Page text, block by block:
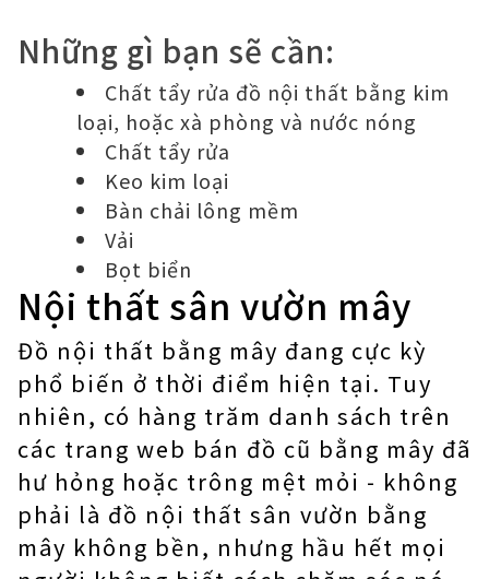
Những gì bạn sẽ cần:
Chất tẩy rửa đồ nội thất bằng kim
loại, hoặc xà phòng và nước nóng
Chất tẩy rửa
Keo kim loại
Bàn chải lông mềm
Vải
Bọt biển
Nội thất sân vườn mây
Đồ nội thất bằng mây đang cực kỳ
phổ biến ở thời điểm hiện tại. Tuy
nhiên, có hàng trăm danh sách trên
các trang web bán đồ cũ bằng mây đã
hư hỏng hoặc trông mệt mỏi - không
phải là đồ nội thất sân vườn bằng
mây không bền, nhưng hầu hết mọi